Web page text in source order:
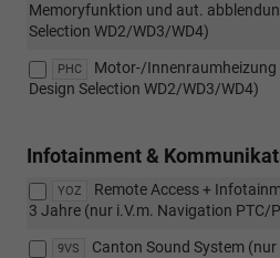
Memoryfunktion und aut.
Selection WD2/WD3/WD4)
PHC
Motor-/Innenraumheizung
Design Selection WD2/WD3/WD4)
Infotainment &
YOZ
Remote Access +
3 Jahre (nur i.V.m. Navigation PTC/
9VS
Canton Sound System (nur